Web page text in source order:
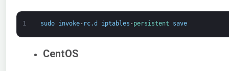
1 sudo invoke- rc.d iptables -persistent save
CentOS